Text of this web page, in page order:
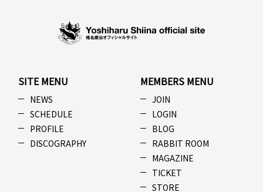
SITE MENU
NEWS
SCHEDULE
PROFILE
DISCOGRAPHY
MEMBERS MENU
JOIN
LOGIN
BLOG
RABBIT ROOM
MAGAZINE
TICKET
STORE